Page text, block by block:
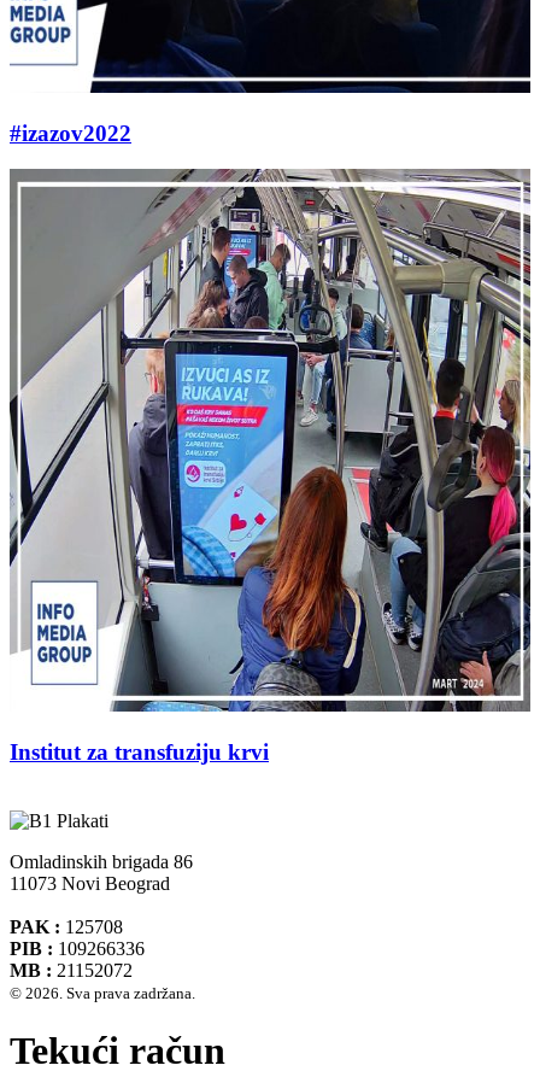
#izazov2022
Institut za transfuziju krvi
Omladinskih brigada 86
11073 Novi Beograd
PAK : 125708
PIB : 109266336
MB : 21152072
© 2026. Sva prava zadržana.
Tekući račun